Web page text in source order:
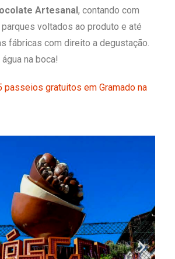
Artesanal, contando com
voltados ao produto e até
fábricas com direito a degustação.
na boca!
passeios gratuitos em Gramado na